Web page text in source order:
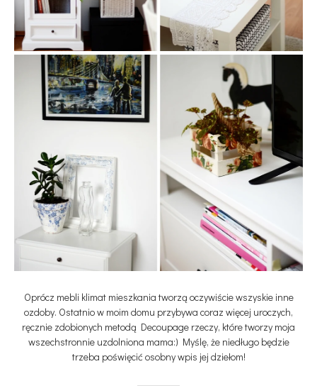
Oprócz mebli klimat mieszkania tworzą oczywiście wszyskie inne
ozdoby. Ostatnio w moim domu przybywa coraz więcej uroczych,
ręcznie zdobionych metodą Decoupage rzeczy, które tworzy moja
wszechstronnie uzdolniona mama:) Myślę, że niedługo będzie
trzeba poświęcić osobny wpis jej dziełom!